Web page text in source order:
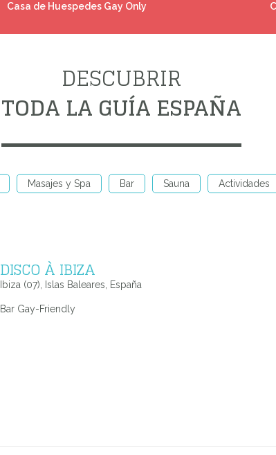
DESCUBRIR
TODA LA GUÍA ESPAÑA
Masajes y Spa Bar Sauna Actividades
DISCO À IBIZA
Ibiza (07), Islas Baleares, España
Bar Gay-Friendly